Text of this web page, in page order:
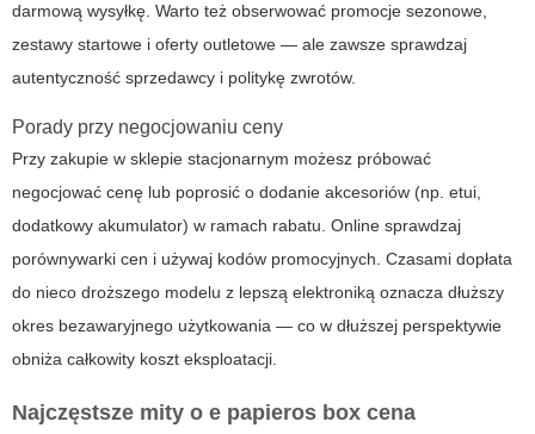
darmową wysyłkę. Warto też obserwować promocje sezonowe,
zestawy startowe i oferty outletowe — ale zawsze sprawdzaj
autentyczność sprzedawcy i politykę zwrotów.
Porady przy negocjowaniu ceny
Przy zakupie w sklepie stacjonarnym możesz próbować
negocjować cenę lub poprosić o dodanie akcesoriów (np. etui,
dodatkowy akumulator) w ramach rabatu. Online sprawdzaj
porównywarki cen i używaj kodów promocyjnych. Czasami dopłata
do nieco droższego modelu z lepszą elektroniką oznacza dłuższy
okres bezawaryjnego użytkowania — co w dłuższej perspektywie
obniża całkowity koszt eksploatacji.
Najczęstsze mity o e papieros box cena